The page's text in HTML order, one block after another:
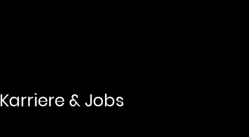
Karriere & Jobs